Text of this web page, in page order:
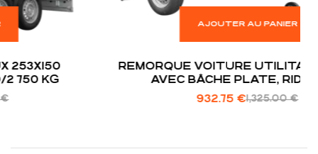
AJOUTER AU PANIER
REMORQUE VOITURE UTILITAIRE 200X125
AVEC BÂCHE PLATE, RIDELLES
GRILLAGÉES ET ROUE JOCKEY – GARDEN
TRAILER 201 KIPP
€